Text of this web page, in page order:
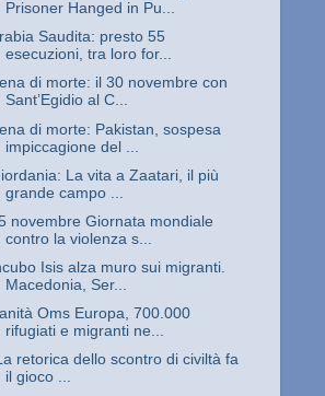
Prisoner Hanged in Pu...
Saudita: presto 55
esecuzioni, tra loro for...
di morte: il 30 novembre con
Sant’Egidio al C...
di morte: Pakistan, sospesa
impiccagione del ...
La vita a Zaatari, il più
grande campo ...
novembre Giornata mondiale
contro la violenza s...
Isis alza muro sui migranti.
Macedonia, Ser...
Oms Europa, 700.000
rifugiati e migranti ne...
retorica dello scontro di civiltà fa
il gioco ...